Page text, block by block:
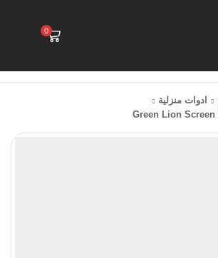
0
ادوات منزلية
Green Lion Screen